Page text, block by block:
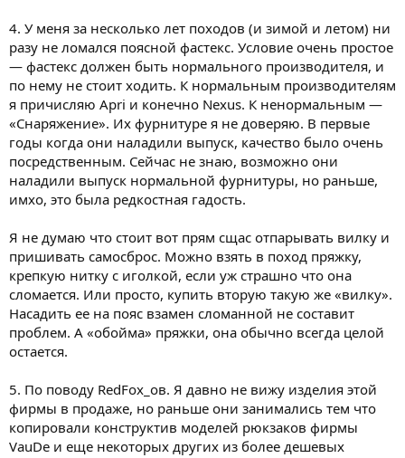
4. У меня за несколько лет походов (и зимой и летом) ни
разу не ломался поясной фастекс. Условие очень простое
— фастекс должен быть нормального производителя, и
по нему не стоит ходить. К нормальным производителям
я причисляю Apri и конечно Nexus. К ненормальным —
«Снаряжение». Их фурнитуре я не доверяю. В первые
годы когда они наладили выпуск, качество было очень
посредственным. Сейчас не знаю, возможно они
наладили выпуск нормальной фурнитуры, но раньше,
имхо, это была редкостная гадость.
Я не думаю что стоит вот прям сщас отпарывать вилку и
пришивать самосброс. Можно взять в поход пряжку,
крепкую нитку с иголкой, если уж страшно что она
сломается. Или просто, купить вторую такую же «вилку».
Насадить ее на пояс взамен сломанной не составит
проблем. А «обойма» пряжки, она обычно всегда целой
остается.
5. По поводу RedFox_ов. Я давно не вижу изделия этой
фирмы в продаже, но раньше они занимались тем что
копировали конструктив моделей рюкзаков фирмы
VauDe и еще некоторых других из более дешевых